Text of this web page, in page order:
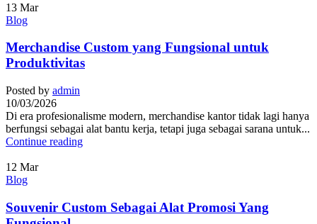
13 Mar
Blog
Merchandise Custom yang Fungsional untuk
Produktivitas
Posted by admin
10/03/2026
Di era profesionalisme modern, merchandise kantor tidak lagi hanya
berfungsi sebagai alat bantu kerja, tetapi juga sebagai sarana untuk...
Continue reading
12 Mar
Blog
Souvenir Custom Sebagai Alat Promosi Yang